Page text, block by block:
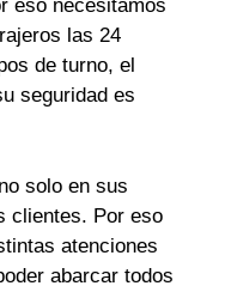
eso necesitamos
las 24
de turno, el
seguridad es
solo en sus
clientes. Por eso
atenciones
abarcar todos